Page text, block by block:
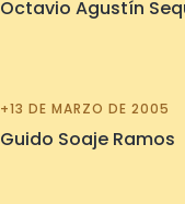
Octavio Agustín
+13 DE MARZO DE 2005
Guido Soaje Ramos